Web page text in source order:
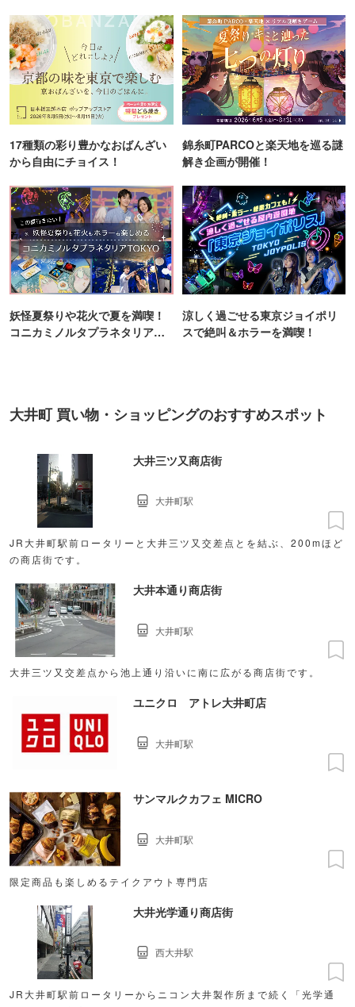
17種類の彩り豊かなおばんざい
から自由にチョイス！
錦糸町PARCOと楽天地を巡る謎
解き企画が開催！
妖怪夏祭りや花火で夏を満喫！
コニカミノルタプラネタリア
涼しく過ごせる東京ジョイポリ
スで絶叫＆ホラーを満喫！
大井町 買い物・ショッピングのおすすめスポット
大井三ツ又商店街
JR大井町駅前ロータリーと大井三ツ又交差点とを結ぶ、200mほど
の商店街です。
大井町駅
大井本通り商店街
大井三ツ又交差点から池上通り沿いに南に広がる商店街です。
大井町駅
ユニクロ アトレ大井町店
大井町駅
サンマルクカフェ MICRO
限定商品も楽しめるテイクアウト専門店
大井町駅
大井光学通り商店街
JR大井町駅前ロータリーからニコン大井製作所まで続く「光学通
西大井駅